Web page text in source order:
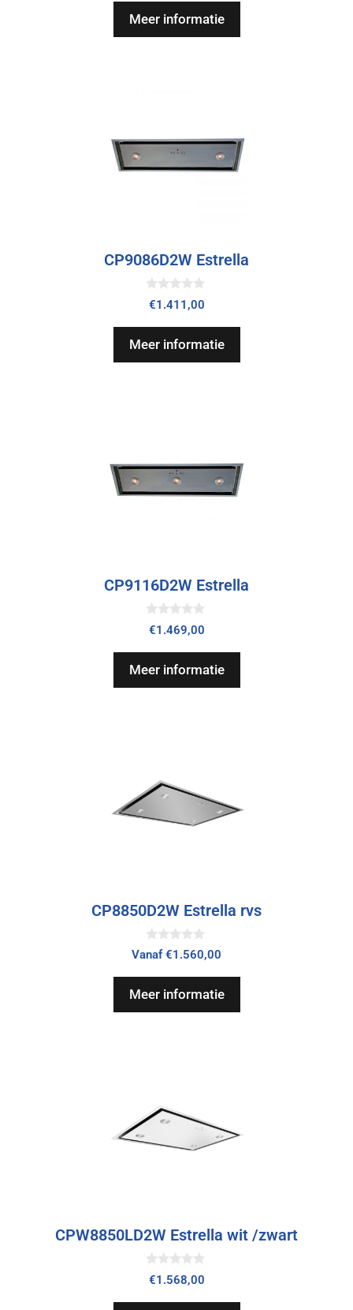
5
Meer informatie
CP9086D2W Estrella
0
v
5
€1.411,00
Meer informatie
CP9116D2W Estrella
0
v
5
€1.469,00
Meer informatie
CP8850D2W Estrella rvs
0
v
5
Vanaf€1.560,00
Meer informatie
CPW8850LD2W Estrella wit /zwart
0
v
€1.568,00